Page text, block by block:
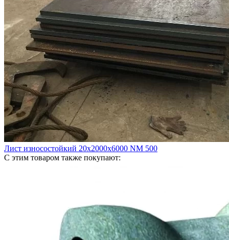
Лист износостойкий 20х2000х6000 NM 500
С этим товаром также покупают: